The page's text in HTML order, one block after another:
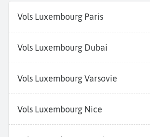
Vols Luxembourg Paris
Vols Luxembourg Dubai
Vols Luxembourg Varsovie
Vols Luxembourg Nice